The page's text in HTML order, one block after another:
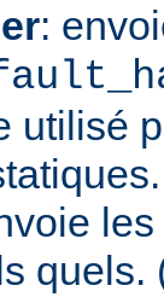
:
utilisé
quels.